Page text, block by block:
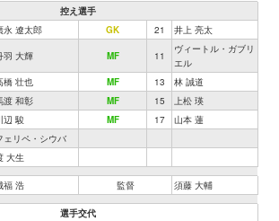
控え選手
永 遼太郎 GK 21 井上 亮太
羽 大輝 MF 11
ヴィートル・ガブリ
エル
橋 壮也 MF 13
林 誠道
渡 和彰 MF 15
上松 瑛
辺 駿 MF 17
山本 蓮
ェリペ・シウバ
大生
福 浩 監督 須藤 大輔
選手交代